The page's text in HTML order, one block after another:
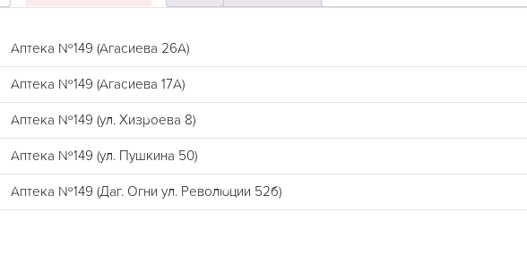
Аптека №149 (Агасиева 26А)
Аптека №149 (Агасиева 17А)
Аптека №149 (ул. Хизроева 8)
Аптека №149 (ул. Пушкина 50)
Аптека №149 (Даг. Огни ул. Революции 52б)